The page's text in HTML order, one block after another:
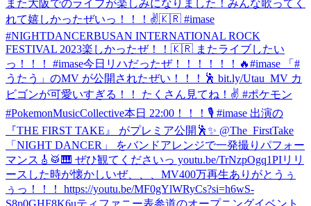
また大阪でのライブが楽しみになりました！ みんな歌ってく
れて嬉しかったぜいっ！！！✌️🇰🇷 #imase
#NIGHTDANCERBUSAN INTERNATIONAL ROCK
FESTIVAL 2023楽しかったぜ！！🇰🇷 またライブしたい
っ！！！ #imase今日リハだったぜ！！！！！！🔥#imase 「#
うたう」のMV が公開されたぜい！！！🕺 bit.ly/Utau_MV カ
ビゴンが可愛いすぎる！！ たくさん見てね！✌️ #ポケモン
#PokemonMusicCollective本日 22:00！！！🎙️ #imase 出演の
『THE FIRST TAKE』 がプレミア公開🕺✨ @The_FirstTake
「NIGHT DANCER」 をバンドアレンジで一発撮りパフォー
マンス🎸🥁🎹 ぜひ観てくださいっ youtu.be/TrNzpOgq1PIリリ
ースした時が懐かしいぜ、、、MV400万再生ありがとうぅ
ぅっ！！！ https://youtu.be/MF0gYlWRyCs?si=h6wS-
S8p0GHF8K6uティファニー表参道のオープニングイベント